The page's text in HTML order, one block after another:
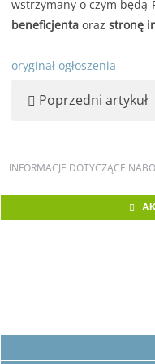
wstrzymany o czym będą
beneficjentaoraz stronę
oryginał ogłoszenia
Poprzedni artykuł
INFORMACJE DOTYCZĄCE